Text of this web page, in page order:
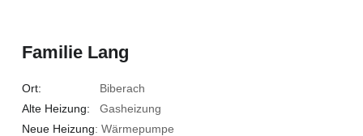
Familie Lang
Ort: Biberach
Alte Heizung: Gasheizung
Neue Heizung: Wärmepumpe